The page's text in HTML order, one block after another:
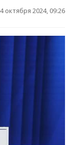
4 октября 2024, 09:26